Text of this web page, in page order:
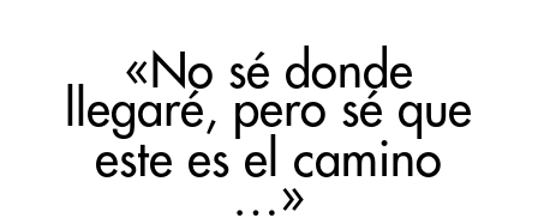
«No sé donde
llegaré, pero sé que
este es el camino
…»